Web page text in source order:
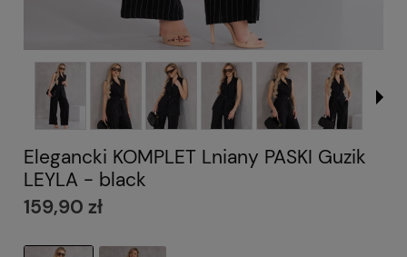
Elegancki KOMPLET Lniany PASKI Guzik
LEYLA - black
159,90 zł